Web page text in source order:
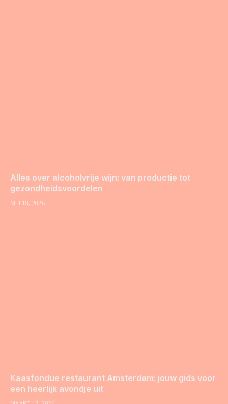
Alles over alcoholvrije wijn: van productie tot
gezondheidsvoordelen
MEI 18, 2026
Kaasfondue restaurant Amsterdam: jouw gids voor
een heerlijk avondje uit